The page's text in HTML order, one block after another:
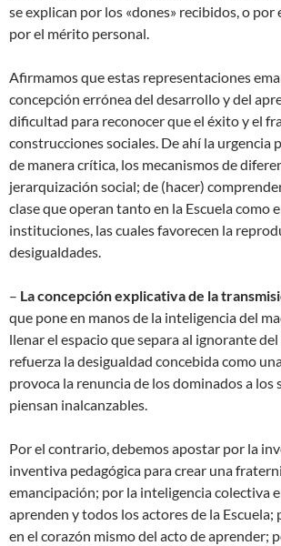
se explican por los «dones» recibidos, o por
por el mérito personal.
Afirmamos que estas representaciones
concepción errónea del desarrollo y del
dificultad para reconocer que el éxito y el
construcciones sociales. De ahí la urgencia
de manera crítica, los mecanismos de
jerarquización social; de (hacer)
clase que operan tanto en la Escuela como
instituciones, las cuales favorecen la
desigualdades.
– La concepción explicativa de la
que pone en manos de la inteligencia del
llenar el espacio que separa al ignorante
refuerza la desigualdad concebida como
provoca la renuncia de los dominados a los
piensan inalcanzables.
Por el contrario, debemos apostar por la
inventiva pedagógica para crear una
emancipación; por la inteligencia colectiva
aprenden y todos los actores de la Escuela;
en el corazón mismo del acto de aprender;